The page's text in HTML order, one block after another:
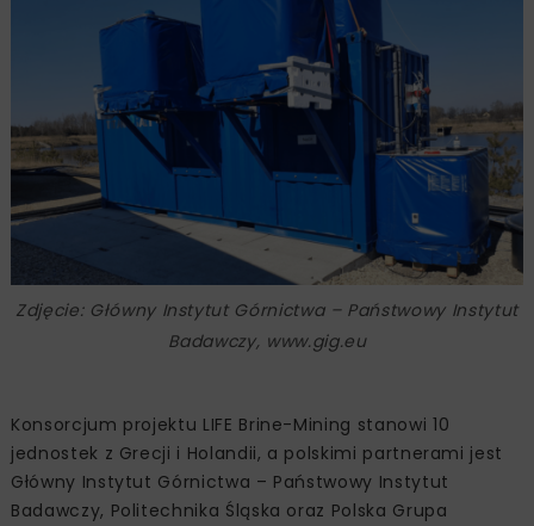
Zdjęcie: Główny Instytut Górnictwa – Państwowy Instytut
Badawczy, www.gig.eu
Konsorcjum projektu LIFE Brine-Mining stanowi 10
jednostek z Grecji i Holandii, a polskimi partnerami jest
Główny Instytut Górnictwa – Państwowy Instytut
Badawczy, Politechnika Śląska oraz Polska Grupa